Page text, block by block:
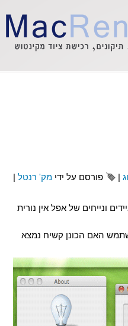
פורסם על ידי מק' רנטל| |
ונייחים של אפל אין נורית
האם הכונן קשיח נמצא